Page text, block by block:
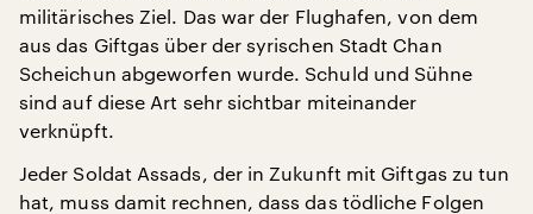
militärisches Ziel. Das war der Flughafen, von dem
aus das Giftgas über der syrischen Stadt Chan
Scheichun abgeworfen wurde. Schuld und Sühne
sind auf diese Art sehr sichtbar miteinander
verknüpft.
Jeder Soldat Assads, der in Zukunft mit Giftgas zu tun
hat, muss damit rechnen, dass das tödliche Folgen